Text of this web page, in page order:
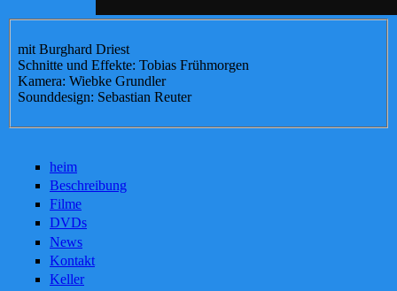
mit Burghard Driest
Schnitte und Effekte: Tobias Frühmorgen
Kamera: Wiebke Grundler
Sounddesign: Sebastian Reuter
heim
Beschreibung
Filme
DVDs
News
Kontakt
Keller